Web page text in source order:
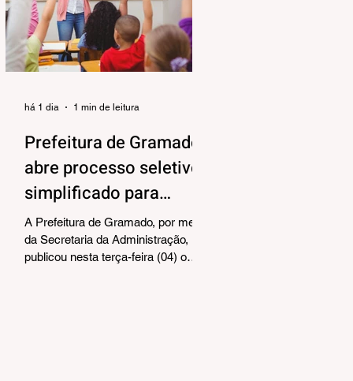
alinhar responsabilidades e
organizar as próximas etapas de
preparação do evento. Também
foram debatidos aspectos
Prefeitura de Gramado
abre processo seletivo
simplificado para
contratação temporária
de professores
A Prefeitura de Gramado, por meio
da Secretaria da Administração,
publicou nesta terça-feira (04) o
há 1 dia 1 min de leitura